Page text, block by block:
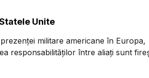
Unite
militare americane în Europa,
responsabilităților între aliați sunt